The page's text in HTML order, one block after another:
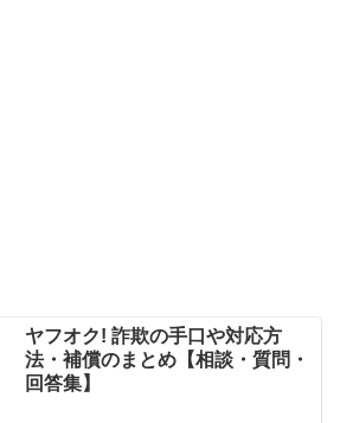
ヤフオク! 詐欺の手口や対応方
法・補償のまとめ【相談・質問・
回答集】